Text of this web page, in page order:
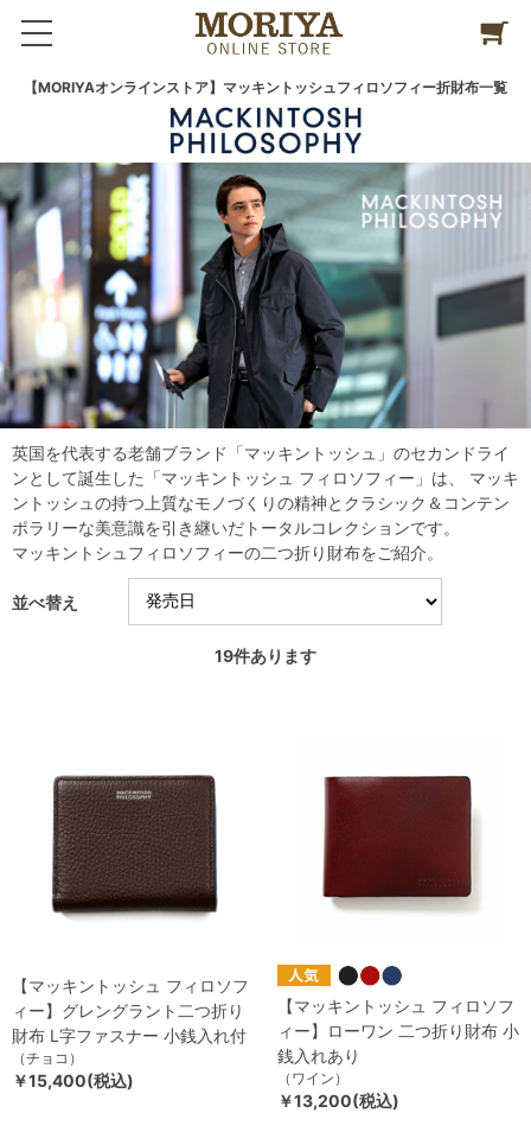
【MORIYAオンラインストア】マッキントッシュフィロソフィー折財布一覧
英国を代表する老舗ブランド「マッキントッシュ」のセカンドライ
ンとして誕生した「マッキントッシュ フィロソフィー」は、 マッキ
ントッシュの持つ上質なモノづくりの精神とクラシック＆コンテン
ポラリーな美意識を引き継いだトータルコレクションです。
マッキントシュフィロソフィーの二つ折り財布をご紹介。
並べ替え
19件あります
【マッキントッシュ フィロソフ
ィー】グレングラント二つ折り
財布 L字ファスナー 小銭入れ付
（チョコ）
￥15,400(税込)
【マッキントッシュ フィロソフ
ィー】ローワン 二つ折り財布 小
銭入れあり
（ワイン）
￥13,200(税込)